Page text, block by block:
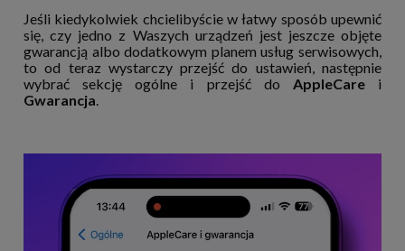
Jeśli kiedykolwiek chcielibyście w łatwy sposób upewnić
się, czy jedno z Waszych urządzeń jest jeszcze objęte
gwarancją albo dodatkowym planem usług serwisowych,
to od teraz wystarczy przejść do ustawień, następnie
wybrać sekcję ogólne i przejść do AppleCarei
Gwarancja